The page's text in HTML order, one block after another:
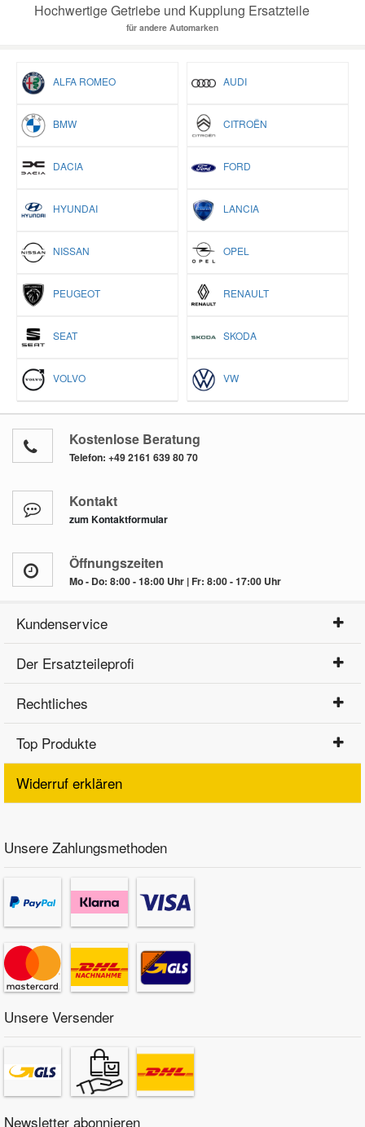
Hochwertige Getriebe und Kupplung Ersatzteile
für andere Automarken
ALFA ROMEO AUDI
BMW CITROËN
DACIA FORD
HYUNDAI LANCIA
NISSAN OPEL
PEUGEOT RENAULT
SEAT SKODA
VOLVO VW
Kostenlose Beratung
Telefon: +49 2161 639 80 70
Kontakt
zum Kontaktformular
Öffnungszeiten
Mo - Do: 8:00 - 18:00 Uhr | Fr: 8:00 - 17:00 Uhr
Kundenservice
Der Ersatzteileprofi
Rechtliches
Top Produkte
Widerruf erklären
Unsere Zahlungsmethoden
Unsere Versender
Newsletter abonnieren